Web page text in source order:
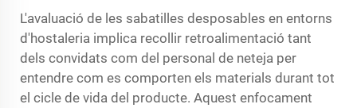
L'avaluació de les sabatilles desposables en entorns
d'hostaleria implica recollir retroalimentació tant
dels convidats com del personal de neteja per
entendre com es comporten els materials durant tot
el cicle de vida del producte. Aquest enfocament